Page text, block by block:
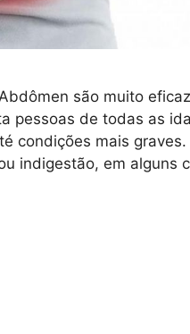
são muito
pessoas de todas as
condições mais
indigestão, em alguns